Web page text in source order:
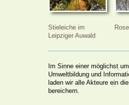
Stieleiche im
Leipziger Auwald
Im Sinne einer möglichst
Umweltbildung und
laden wir alle Akteure ein
bereichern.